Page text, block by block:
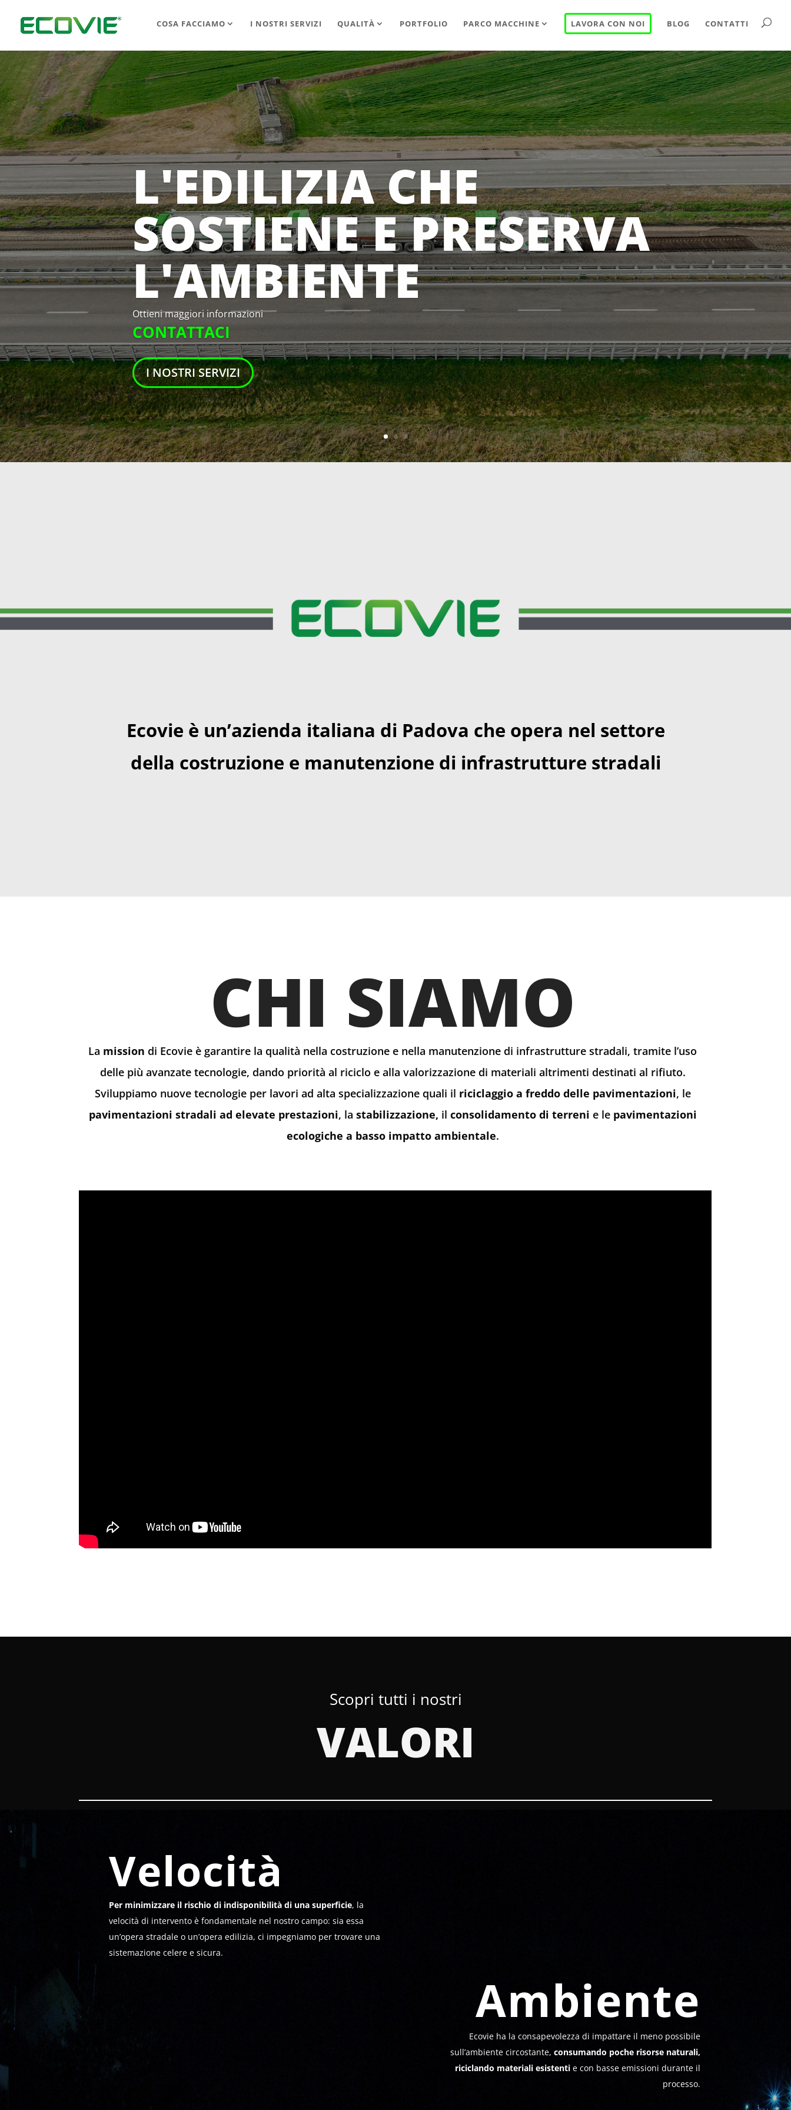
COSA FACCIAMO I NOSTRI SERVIZI QUALITÀ PORTFOLIO PARCO MACCHINE LAVORA CON NOI BLOG CONTATTI
LE MIGLIORI
TECNOLOGIE PER LA
MASSIMA VELOCITÀ
D'INTERVENTO
Ottieni maggiori informazioni
CONTATTACI
I NOSTRI SERVIZI
Ecovie è un’azienda italiana di Padova che opera nel settore
della costruzione e manutenzione di infrastrutture stradali
CHI SIAMO
La mission di Ecovie è garantire la qualità nella costruzione e nella manutenzione di infrastrutture stradali, tramite l’uso
delle più avanzate tecnologie, dando priorità al riciclo e alla valorizzazione di materiali altrimenti destinati al rifiuto.
Sviluppiamo nuove tecnologie per lavori ad alta specializzazione quali il riciclaggio a freddo delle pavimentazioni, le
pavimentazioni stradali ad elevate prestazioni, la stabilizzazione, il consolidamento di terreni e le pavimentazioni
ecologiche a basso impatto ambientale.
Scopri tutti i nostri
VALORI
Velocità
Per minimizzare il rischio di indisponibilità di una superficie, la
velocità di intervento è fondamentale nel nostro campo: sia essa
un’opera stradale o un’opera edilizia, ci impegniamo per trovare una
sistemazione celere e sicura.
Ambiente
Ecovie ha la consapevolezza di impattare il meno possibile
sull’ambiente circostante, consumando poche risorse naturali,
riciclando materiali esistentie con basse emissioni durante il
processo.